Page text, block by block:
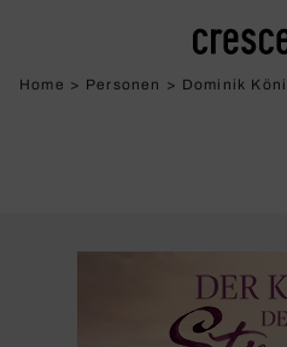
Home > Personen > Dominik